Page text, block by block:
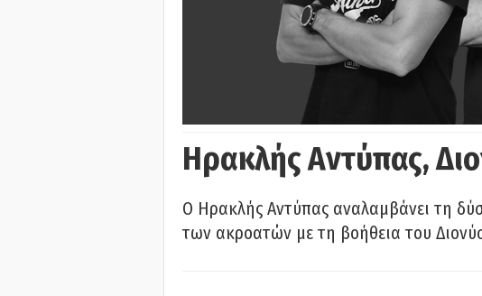
Ηρακλής Αντύπας,
Ο Ηρακλής Αντύπας αναλαμβάνει τη
των ακροατών με τη βοήθεια του